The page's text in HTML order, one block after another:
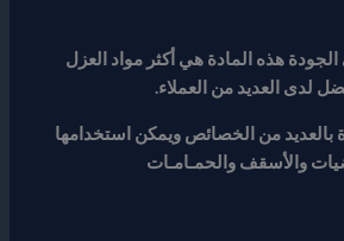
هذه المادة هي أكثر مواد العزل
لدى العديد من العملاء.
بالعديد من الخصائص ويمكن استخدامها
والأسقف والحمـامـات